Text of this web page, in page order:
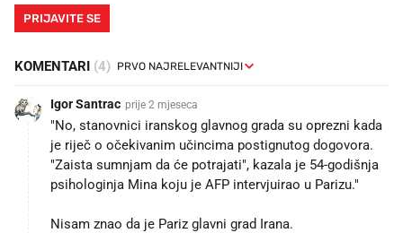
PRIJAVITE SE
KOMENTARI (4)
Igor Santrac prije 2 mjeseca
"No, stanovnici iranskog glavnog grada su oprezni kada
je riječ o očekivanim učincima postignutog dogovora.
"Zaista sumnjam da će potrajati", kazala je 54-godišnja
psihologinja Mina koju je AFP intervjuirao u Parizu."
Nisam znao da je Pariz glavni grad Irana.